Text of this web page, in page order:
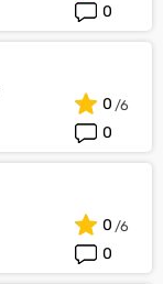
0
0
0
0
0